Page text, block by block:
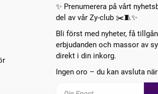
✨ Prenumerera på vårt
del av vår Zy-club ✂️🧵✨
Bli först med nyheter, få
erbjudanden och massor av
direkt i din inkorg.
Ingen oro – du kan avsluta